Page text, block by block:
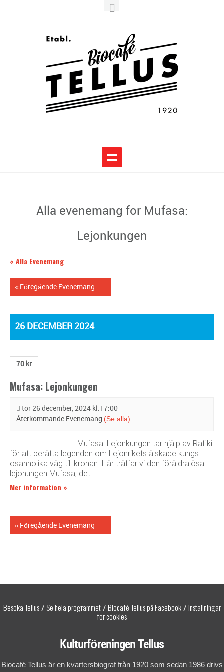
Alla evenemang for Mufasa:
Lejonkungen
« Alla Evenemang
« Föregående Evenemang
26 DECEMBER 2024
70 kr
Mufasa: Lejonkungen
tor 26 december, 2024 kl.17:00
Återkommande Evenemang (Se alla)
Mufasa: Lejonkungen tar hjälp av Rafiki
för att berätta legenden om Lejonrikets älskade kungs
osannolika väg till kronan. Här träffar vi den föräldralösa
lejonungen Mufasa, det…
Mer information »
« Föregående Evenemang
Besöka Tellus/ Se hela programmet/ Biocafé Tellus på Facebook/ Inställningar
för cookies
Kulturföreningen Tellus
Biocafé Tellus är en kvartersbiograf från 1920 som sedan 1986 drivs